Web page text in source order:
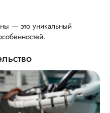
— это уникальный